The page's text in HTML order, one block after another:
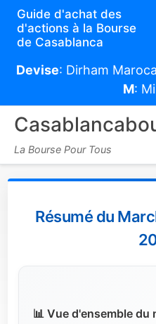
Guide d'achat des
d'actions à la Bourse
de Casablanca
Devise: Dirham
M:
La Bourse Pour Tous
Résumé du
📊 Vue d'ensemble du